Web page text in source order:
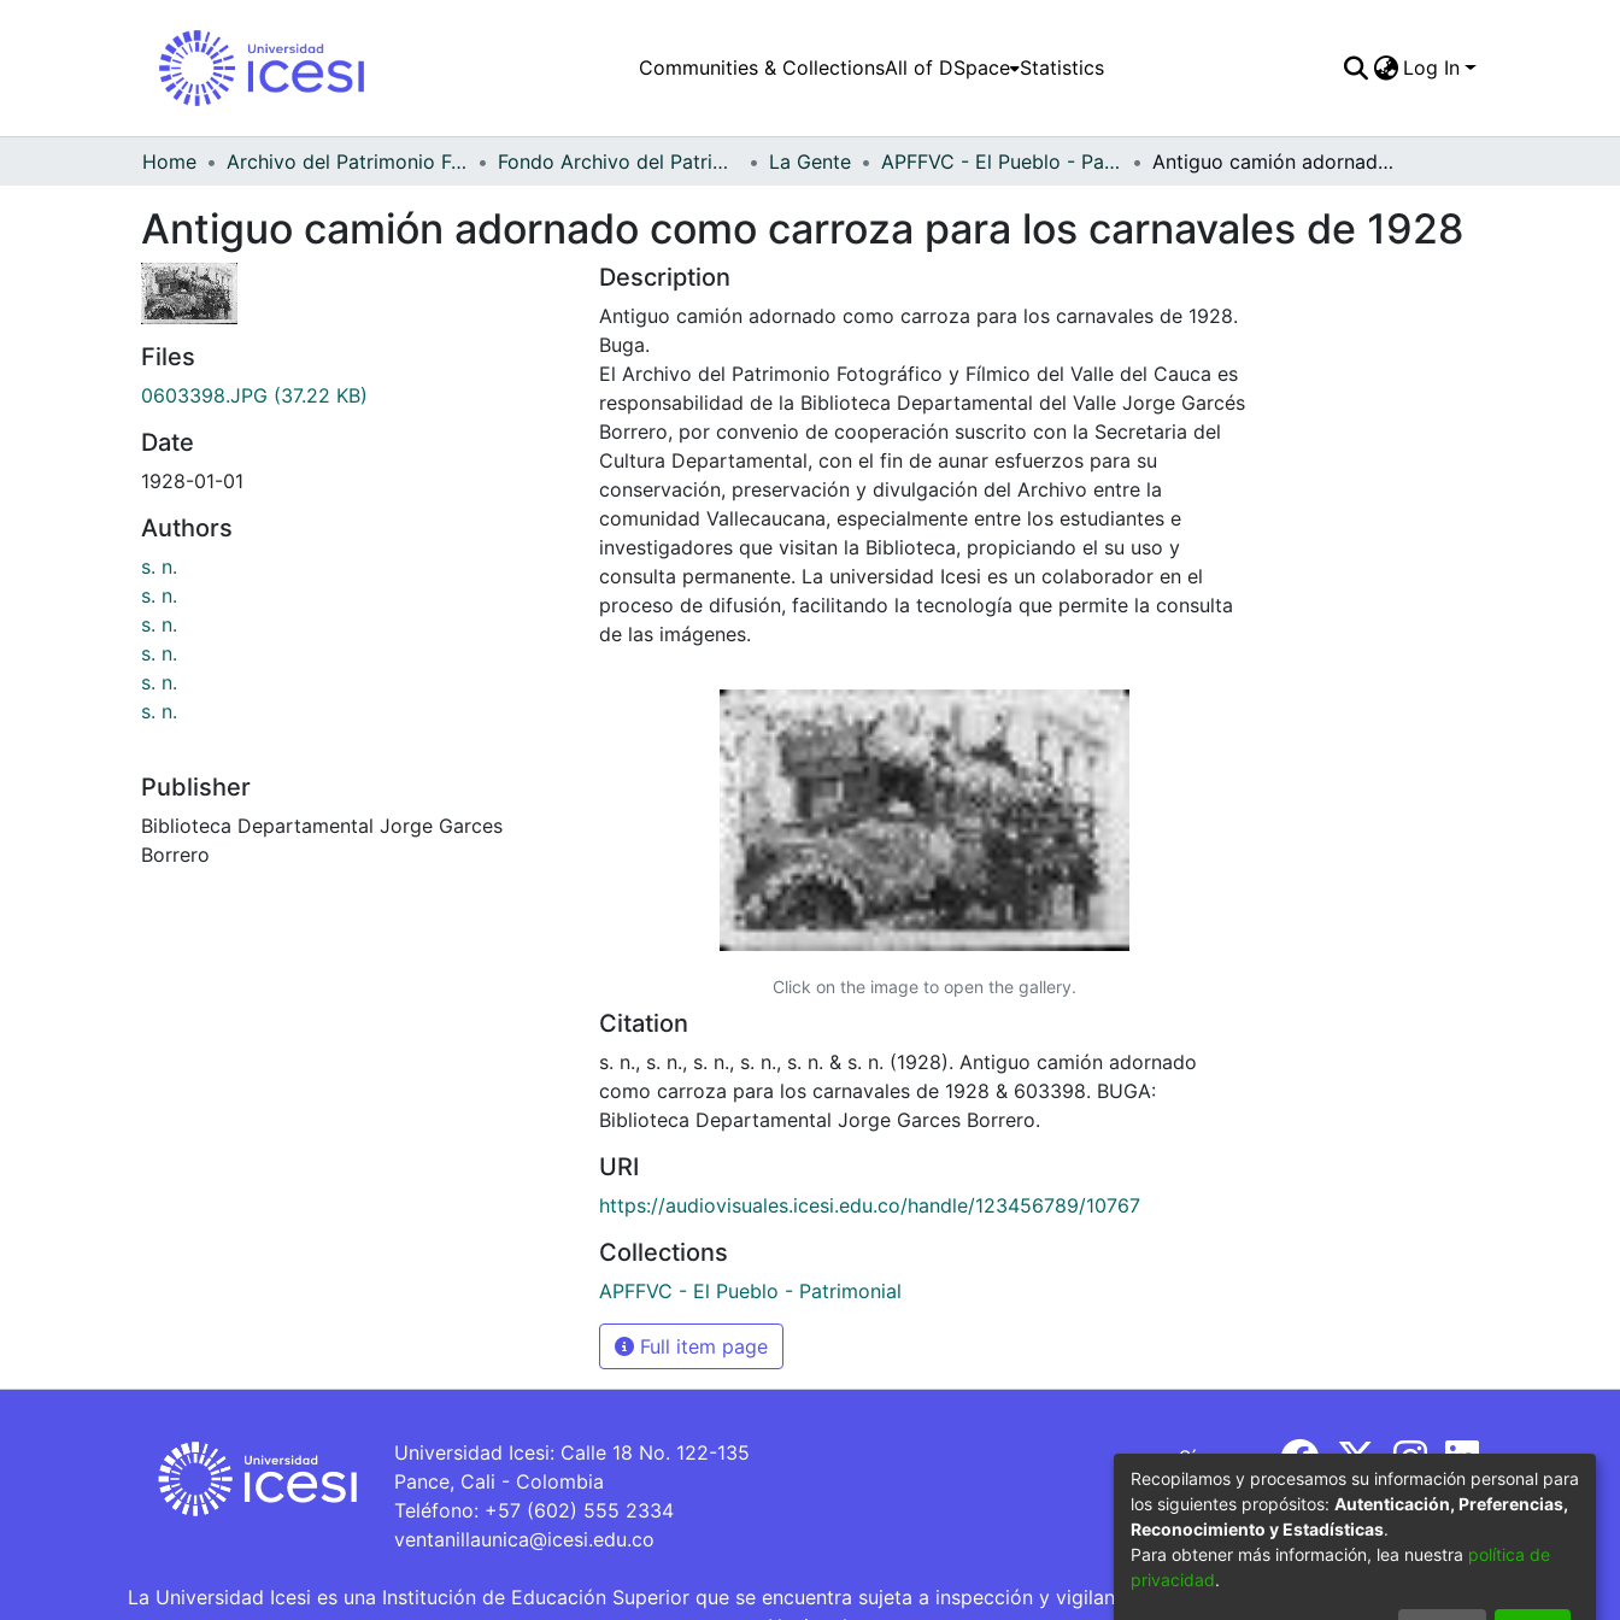
Communities & CollectionsAll of DSpace Statistics Log In
Home Archivo del Patrimonio Fotográfico y Fílmico del Valle del Cauca Fondo Archivo del Patrimonio Fotográfico y Fílmico del Valle del Cauca La Gente APFFVC - El Pueblo - Patrimonial Antiguo camión adornado como carroza para los carnavales de 1928
Antiguo camión adornado como carroza para los carnavales de 1928
Files
0603398.JPG (37.22 KB)
Date
1928-01-01
Authors
s. n.
s. n.
s. n.
s. n.
s. n.
s. n.
Publisher
Biblioteca Departamental Jorge Garces
Borrero
Description
Antiguo camión adornado como carroza para los carnavales de 1928.
Buga.
El Archivo del Patrimonio Fotográfico y Fílmico del Valle del Cauca es
responsabilidad de la Biblioteca Departamental del Valle Jorge Garcés
Borrero, por convenio de cooperación suscrito con la Secretaria del
Cultura Departamental, con el fin de aunar esfuerzos para su
conservación, preservación y divulgación del Archivo entre la
comunidad Vallecaucana, especialmente entre los estudiantes e
investigadores que visitan la Biblioteca, propiciando el su uso y
consulta permanente. La universidad Icesi es un colaborador en el
proceso de difusión, facilitando la tecnología que permite la consulta
de las imágenes.
Click on the image to open the gallery.
Citation
s. n., s. n., s. n., s. n., s. n. & s. n. (1928). Antiguo camión adornado
como carroza para los carnavales de 1928 & 603398. BUGA:
Biblioteca Departamental Jorge Garces Borrero.
URI
https://audiovisuales.icesi.edu.co/handle/123456789/10767
Collections
APFFVC - El Pueblo - Patrimonial
Full item page
Universidad Icesi: Calle 18 No. 122-135
Pance, Cali - Colombia
Teléfono: +57 (602) 555 2334
ventanillaunica@icesi.edu.co
Síguenos
La Universidad Icesi es una Institución de Educación Superior que se encuentra sujeta a inspección y vigilancia por parte del Ministerio de Educación
Recopilamos y procesamos su información personal para
los siguientes propósitos: Autenticación, Preferencias,
Reconocimiento y Estadísticas.
Para obtener más información, lea nuestra política de
privacidad.